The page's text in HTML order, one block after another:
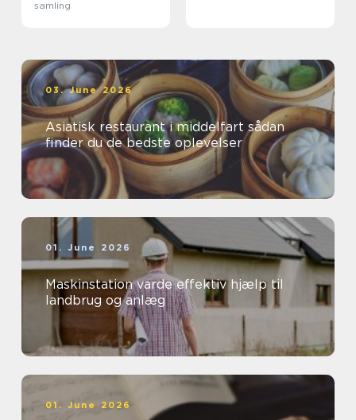
samling
03. June 2026
Asiatisk restaurant i middelfart sådan
finder du de bedste oplevelser
01. June 2026
Maskinstation varde effektiv hjælp til
landbrug og anlæg
01. June 2026